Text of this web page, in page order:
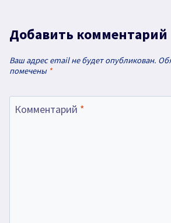
Добавить комментарий
Ваш адрес email не будет опубликован.
помечены *
Комментарий *